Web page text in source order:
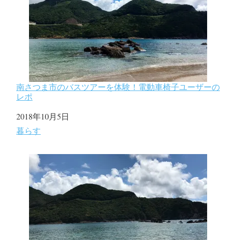
南さつま市のバスツアーを体験！電動車椅子ユーザーの
レポ
日付
2018年10月5日
関連理由
暮らす